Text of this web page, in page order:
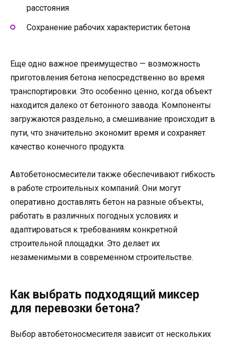
расстояния
Сохранение рабочих характеристик бетона
Еще одно важное преимущество — возможность
приготовления бетона непосредственно во время
транспортировки. Это особенно ценно, когда объект
находится далеко от бетонного завода. Компоненты
загружаются раздельно, а смешивание происходит в
пути, что значительно экономит время и сохраняет
качество конечного продукта.
Автобетоносмесители также обеспечивают гибкость
в работе строительных компаний. Они могут
оперативно доставлять бетон на разные объекты,
работать в различных погодных условиях и
адаптироваться к требованиям конкретной
строительной площадки. Это делает их
незаменимыми в современном строительстве.
Как выбрать подходящий миксер
для перевозки бетона?
Выбор автобетоносмесителя зависит от нескольких